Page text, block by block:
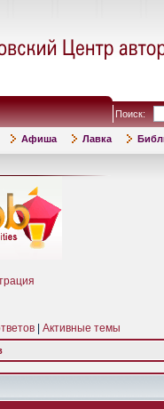
Поиск:
Афиша Лавка
Активные темы